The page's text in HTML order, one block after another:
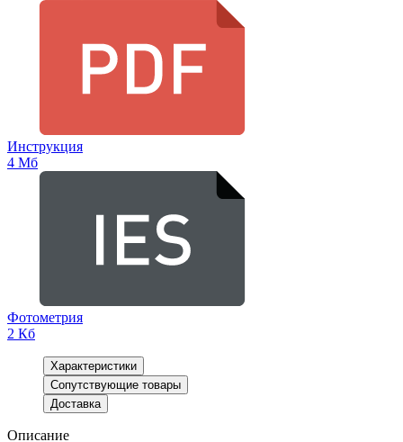
Инструкция
4 Мб
Фотометрия
2 Кб
Характеристики
Сопутствующие товары
Доставка
Описание